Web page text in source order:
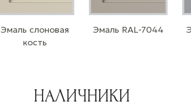
Эмаль слоновая
кость
Эмаль RAL-7044
НАЛИЧНИКИ